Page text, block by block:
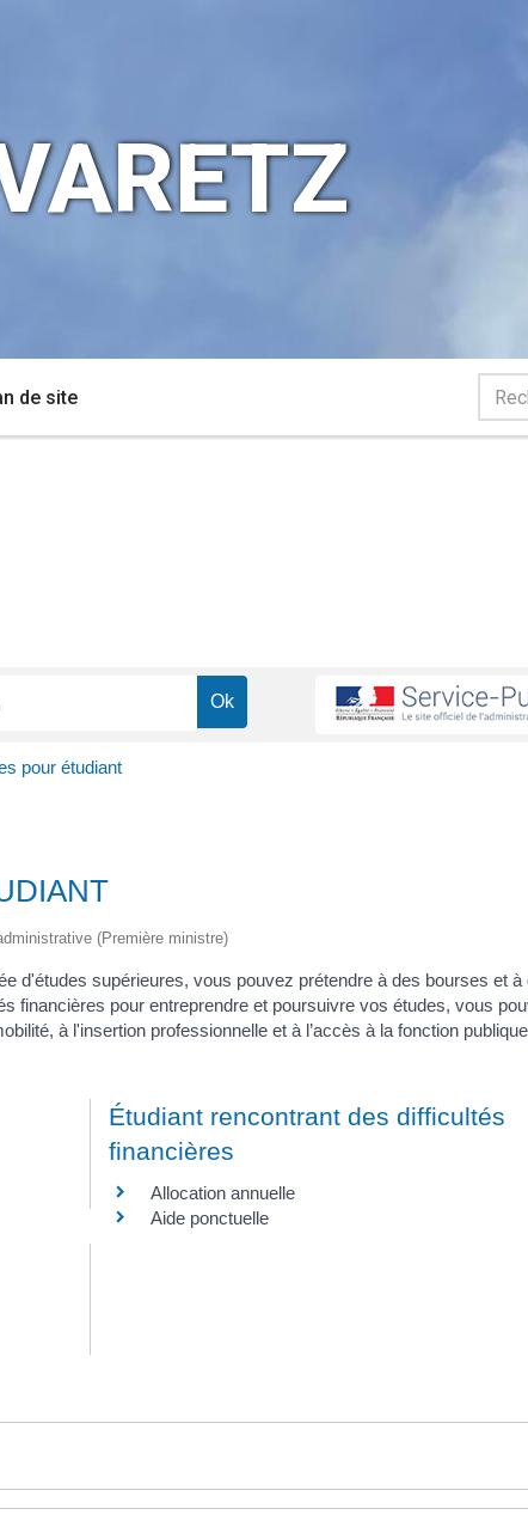
de site
pour étudiant
(Première ministre)
d'études supérieures, vous pouvez prétendre à des bourses et à
financières pour entreprendre et poursuivre vos études, vous
à l'insertion professionnelle et à l’accès à la fonction
Étudiant rencontrant des difficultés
financières
Allocation annuelle
Aide ponctuelle